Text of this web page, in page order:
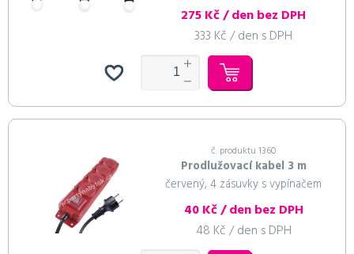
275 Kč / den bez DPH
333 Kč / den s DPH
č. produktu 1360
Prodlužovací kabel 3 m
červený, 4 zásuvky s vypínačem
40 Kč / den bez DPH
48 Kč / den s DPH